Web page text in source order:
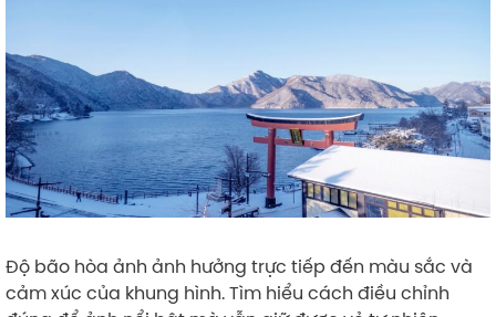
Độ bão hòa ảnh ảnh hưởng trực tiếp đến màu sắc và
cảm xúc của khung hình. Tìm hiểu cách điều chỉnh